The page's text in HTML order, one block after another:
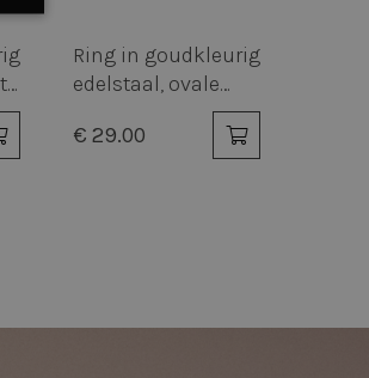
Ring in goudkleurig
edelstaal, ovale
€ 29.00